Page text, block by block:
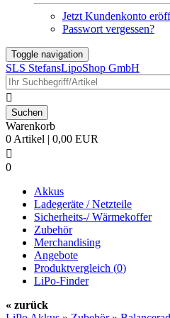
Jetzt Kundenkonto
Passwort vergessen?
Toggle navigation
SLS StefansLipoShop GmbH

Warenkorb
0 Artikel | 0,00 EUR

0
Akkus
Ladegeräte / Netzteile
Sicherheits-/ Wärmekoffer
Zubehör
Merchandising
Angebote
Produktvergleich (0)
LiPo-Finder
« zurück